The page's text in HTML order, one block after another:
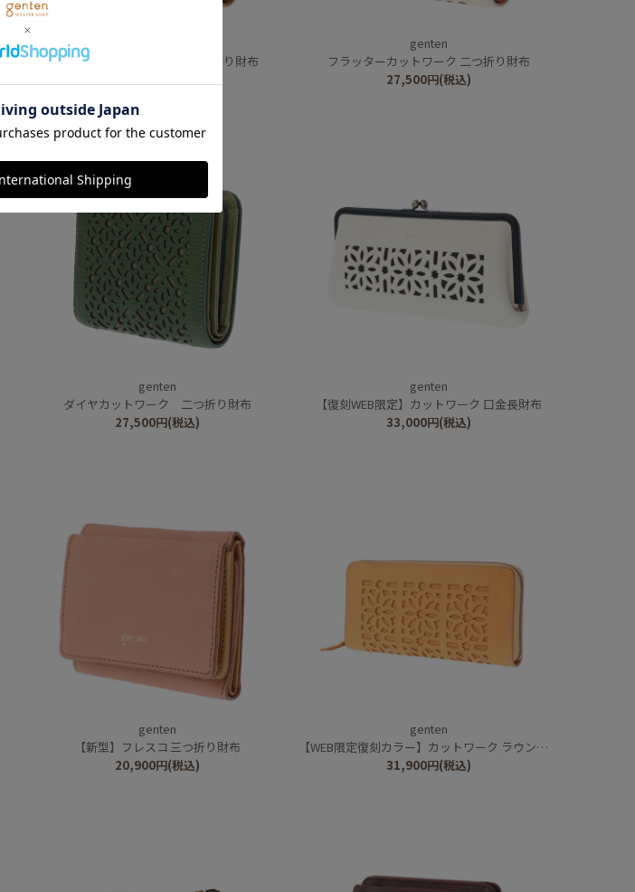
フラッターカットワーク 二つ折り財布
genten
フラッターカットワーク 二つ折り財布
27,500円(税込)
genten
ダイヤカットワーク 二つ折り財布
27,500円(税込)
genten
【復刻WEB限定】カットワーク 口金長財布
33,000円(税込)
genten
【新型】フレスコ 三つ折り財布
20,900円(税込)
genten
【WEB限定復刻カラー】カットワーク ラウンド長財布
31,900円(税込)